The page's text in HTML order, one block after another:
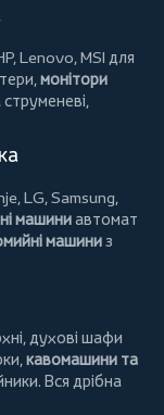
,Lenovo,MSI для
монітори
струменеві,
,LG,Samsung,
машиниавтомат
машиниз
духові шафи
,кавомашини та
. Вся дрібна